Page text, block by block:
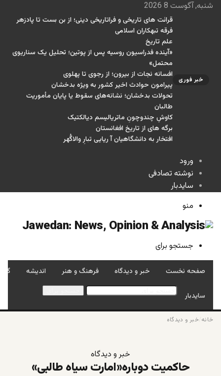
شنبه, آگوست 8 2026
خبر فوری
قرائت های تاریخی و فراتاریخی دینی؛ از بن بست تا پادزهر
فرقه تبهکاران اسلامی
علم تاریخ
«آینده فدراسیون روسیه پس از پوتین؛ تحلیل یک سناریوی
محتمل»
افسانه نجات از بیرون؛ از رجوی تا پهلوی
پیرامون حوادث اخیر کشور به ویژه بدخشان
تحولات بدخشان؛ نشانه‌های سقوط یا پایان مأموریت
طالبان
کاوشِ چندو‌چونِ ماتریالیسم دیالکتیک
برگه های از تاریخ افغانستان
افتخار به دانشگاهیان آ ریایی تبارِ والاگُهر
ورود
نوشته تصادفی
سایدبار
منو
جستجو برای
صفحه نخست خبر و دیدگاه فرهنگ و هنر اندیشه
سایدبار
خانه /خبر و دیدگاه
خبر و دیدگاه
حاکمیت دوباره«امارت سیاه طالبی»